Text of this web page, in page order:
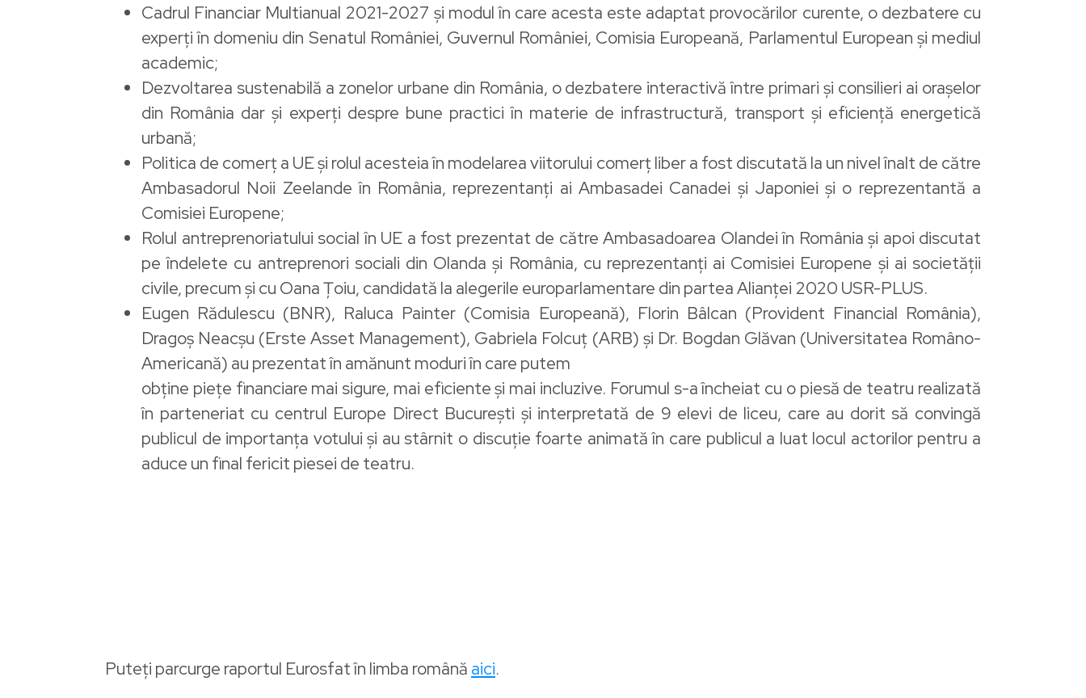
Cadrul Financiar Multianual 2021-2027 și modul în care acesta este adaptat provocărilor curente, o dezbatere cu
experți în domeniu din Senatul României, Guvernul României, Comisia Europeană, Parlamentul European și mediul
academic;
Dezvoltarea sustenabilă a zonelor urbane din România, o dezbatere interactivă între primari și consilieri ai orașelor
din România dar și experți despre bune practici în materie de infrastructură, transport și eficiență energetică
urbană;
Politica de comerț a UE și rolul acesteia în modelarea viitorului comerț liber a fost discutată la un nivel înalt de către
Ambasadorul Noii Zeelande în România, reprezentanți ai Ambasadei Canadei și Japoniei și o reprezentantă a
Comisiei Europene;
Rolul antreprenoriatului social în UE a fost prezentat de către Ambasadoarea Olandei în România și apoi discutat
pe îndelete cu antreprenori sociali din Olanda și România, cu reprezentanți ai Comisiei Europene și ai societății
civile, precum și cu Oana Țoiu, candidată la alegerile europarlamentare din partea Alianței 2020 USR-PLUS.
Eugen Rădulescu (BNR), Raluca Painter (Comisia Europeană), Florin Bâlcan (Provident Financial România),
Dragoș Neacșu (Erste Asset Management), Gabriela Folcuț (ARB) și Dr. Bogdan Glăvan (Universitatea Româno-
Americană) au prezentat în amănunt moduri în care putem
obține piețe financiare mai sigure, mai eficiente și mai incluzive. Forumul s-a încheiat cu o piesă de teatru realizată
în parteneriat cu centrul Europe Direct București și interpretată de 9 elevi de liceu, care au dorit să convingă
publicul de importanța votului și au stârnit o discuție foarte animată în care publicul a luat locul actorilor pentru a
aduce un final fericit piesei de teatru.
Puteți parcurge raportul Eurosfat în limba română aici.